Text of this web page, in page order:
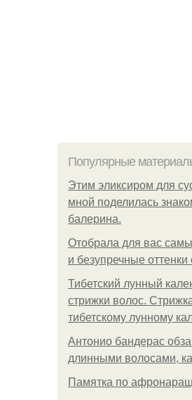
Популярные
Этим эликсиром для
мной поделилась
балерина.
Отобрала для вас
и безупречные оттенки
Тибетский лунный
стрижки волос.
тибетскому лунному
Антонио бандерас
длинными волосами,
Памятка по